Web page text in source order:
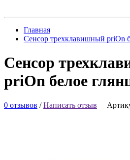
Главная
Сенсор трехклавишный priOn
Сенсор
priOn белое
0 отзывов /Написать отзыв